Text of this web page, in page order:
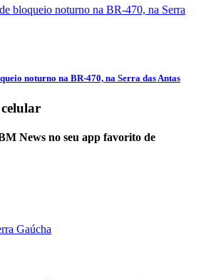
noturno na BR-470, na Serra das Antas
News no seu app favorito de